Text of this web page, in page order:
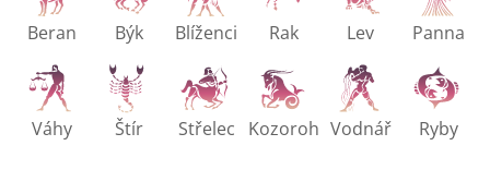
Beran Býk Blíženci Rak Lev Panna
Váhy Štír Střelec Kozoroh Vodnář Ryby